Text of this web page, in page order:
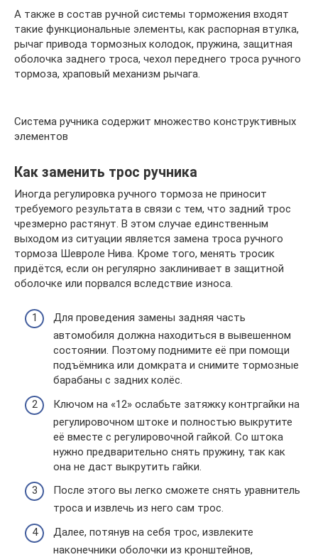
А также в состав ручной системы торможения входят
такие функциональные элементы, как распорная втулка,
рычаг привода тормозных колодок, пружина, защитная
оболочка заднего троса, чехол переднего троса ручного
тормоза, храповый механизм рычага.
Система ручника содержит множество конструктивных
элементов
Как заменить трос ручника
Иногда регулировка ручного тормоза не приносит
требуемого результата в связи с тем, что задний трос
чрезмерно растянут. В этом случае единственным
выходом из ситуации является замена троса ручного
тормоза Шевроле Нива. Кроме того, менять тросик
придётся, если он регулярно заклинивает в защитной
оболочке или порвался вследствие износа.
Для проведения замены задняя часть
автомобиля должна находиться в вывешенном
состоянии. Поэтому поднимите её при помощи
подъёмника или домкрата и снимите тормозные
барабаны с задних колёс.
Ключом на «12» ослабьте затяжку контргайки на
регулировочном штоке и полностью выкрутите
её вместе с регулировочной гайкой. Со штока
нужно предварительно снять пружину, так как
она не даст выкрутить гайки.
После этого вы легко сможете снять уравнитель
троса и извлечь из него сам трос.
Далее, потянув на себя трос, извлеките
наконечники оболочки из кронштейнов,